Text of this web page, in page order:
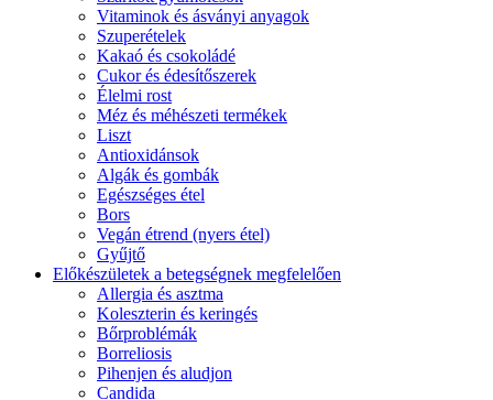
Vitaminok és ásványi anyagok
Szuperételek
Kakaó és csokoládé
Cukor és édesítőszerek
Élelmi rost
Méz és méhészeti termékek
Liszt
Antioxidánsok
Algák és gombák
Egészséges étel
Bors
Vegán étrend (nyers étel)
Gyűjtő
Előkészületek a betegségnek megfelelően
Allergia és asztma
Koleszterin és keringés
Bőrproblémák
Borreliosis
Pihenjen és aludjon
Candida